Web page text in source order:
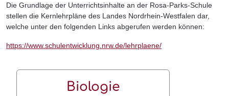
Die Grundlage der Unterrichtsinhalte an der Rosa-Parks-Schule
stellen die Kernlehrpläne des Landes Nordrhein-Westfalen dar,
welche unter den folgenden Links abgerufen werden können:
https://www.schulentwicklung.nrw.de/lehrplaene/
Biologie